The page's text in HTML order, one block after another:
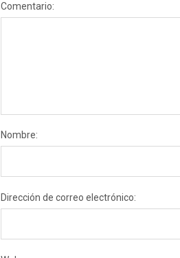
Comentario:
Nombre:
Dirección de correo electrónico: